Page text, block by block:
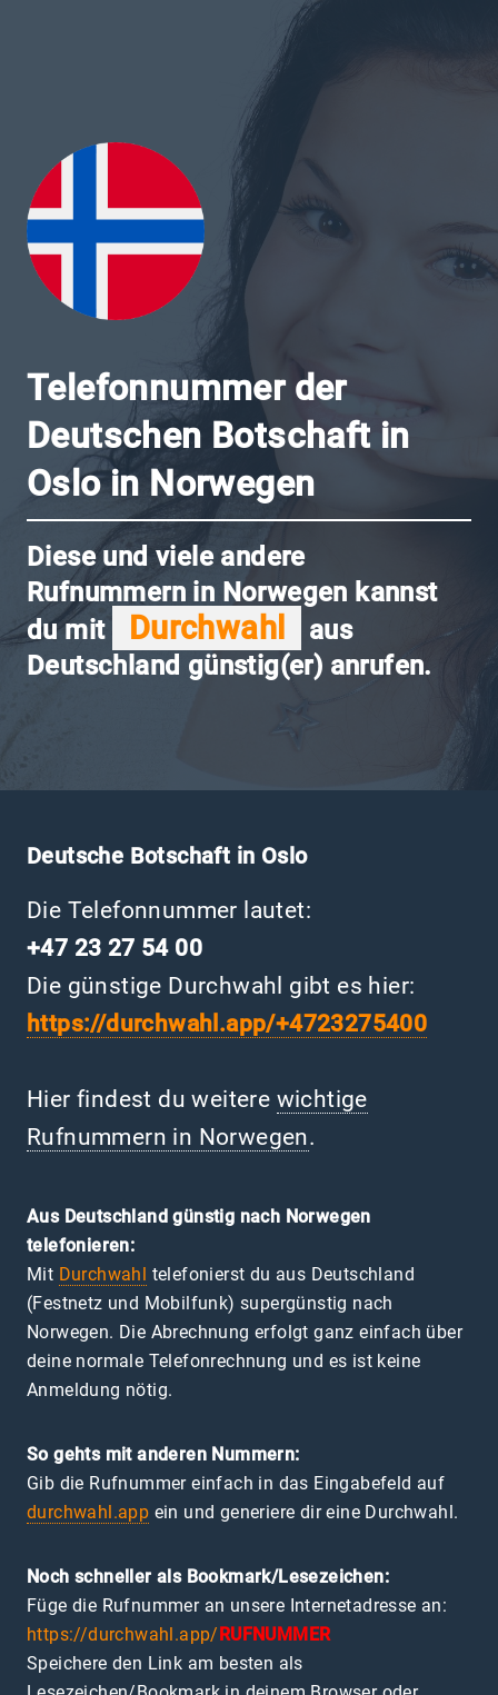
Telefonnummer der
Deutschen Botschaft in
Oslo in Norwegen
Diese und viele andere
Rufnummern in Norwegen kannst
du mit
Durchwahl
aus
Deutschland günstig(er) anrufen.
Deutsche Botschaft in Oslo
Die Telefonnummer lautet:
+47 23 27 54 00
Die günstige Durchwahl gibt es hier:
https://durchwahl.app/+4723275400
Hier findest du weitere wichtige
Rufnummern in Norwegen.
Aus Deutschland günstig nach Norwegen
telefonieren:
Mit Durchwahl telefonierst du aus Deutschland
(Festnetz und Mobilfunk) supergünstig nach
Norwegen. Die Abrechnung erfolgt ganz einfach über
deine normale Telefonrechnung und es ist keine
Anmeldung nötig.
So gehts mit anderen Nummern:
Gib die Rufnummer einfach in das Eingabefeld auf
durchwahl.app ein und generiere dir eine Durchwahl.
Noch schneller als Bookmark/Lesezeichen:
Füge die Rufnummer an unsere Internetadresse an:
https://durchwahl.app/RUFNUMMER
Speichere den Link am besten als